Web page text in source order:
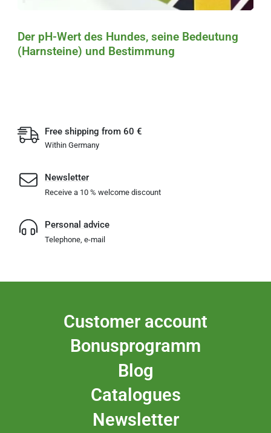
Der pH-Wert des Hundes, seine Bedeutung
(Harnsteine) und Bestimmung
Free shipping from 60 €
Within Germany
Newsletter
Receive a 10 % welcome discount
Personal advice
Telephone, e-mail
Customer account
Bonusprogramm
Blog
Catalogues
Newsletter